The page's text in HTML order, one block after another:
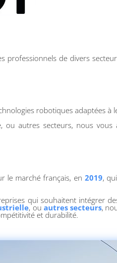
professionnels de divers
robotiques adaptées à
ou autres secteurs, nous
le marché français, en 2019,
qui souhaitent intégrer
, ou autres secteurs,
et durabilité.